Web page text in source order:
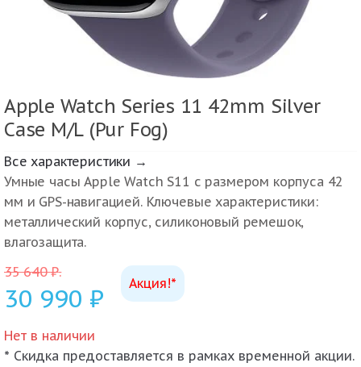
Apple Watch Series 11 42mm Silver
Case M/L (Pur Fog)
Все характеристики →
Умные часы Apple Watch S11 с размером корпуса 42
мм и GPS-навигацией. Ключевые характеристики:
металлический корпус, силиконовый ремешок,
влагозащита.
Акция!*
35 640₽.
30 990 ₽
Нет в наличии
* Скидка предоставляется в рамках временной акции.